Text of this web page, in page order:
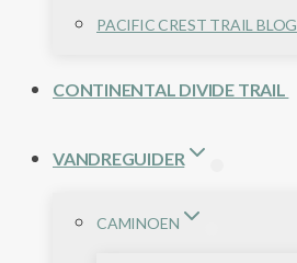
PACIFIC CREST TRAIL BLOG
CONTINENTAL DIVIDE TRAIL
VANDREGUIDER
CAMINOEN